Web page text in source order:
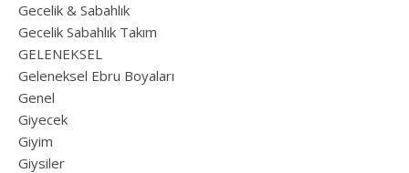
Gecelik & Sabahlık
Gecelik Sabahlık Takım
GELENEKSEL
Geleneksel Ebru Boyaları
Genel
Giyecek
Giyim
Giysiler